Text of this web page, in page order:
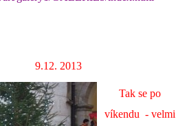
Tak se po
víkendu - velmi